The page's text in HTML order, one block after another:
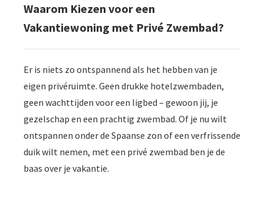
Waarom Kiezen voor een
Vakantiewoning met Privé Zwembad?
Er is niets zo ontspannend als het hebben van je
eigen privéruimte. Geen drukke hotelzwembaden,
geen wachttijden voor een ligbed – gewoon jij, je
gezelschap en een prachtig zwembad. Of je nu wilt
ontspannen onder de Spaanse zon of een verfrissende
duik wilt nemen, met een privé zwembad ben je de
baas over je vakantie.